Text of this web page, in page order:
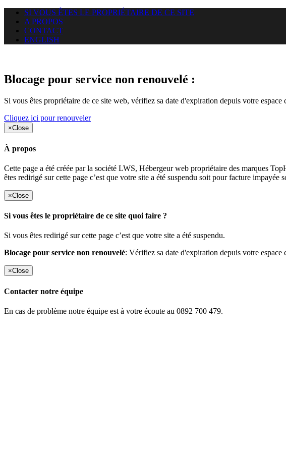
SI VOUS ÊTES LE PROPRIÉTAIRE DE CE SITE
A PROPOS
CONTACT
ENGLISH
Blocage pour service non renouvelé :
Si vous êtes propriétaire de ce site web, vérifiez sa date d'expiration depuis votre
Cliquez ici pour renouveler
×Close
À propos
Cette page a été créée par la société LWS, Hébergeur web propriétaire des marques
êtes redirigé sur cette page c’est que votre site a été suspendu soit pour facture
×Close
Si vous êtes le propriétaire de ce site quoi faire ?
Si vous êtes redirigé sur cette page c’est que votre site a été suspendu.
Blocage pour service non renouvelé: Vérifiez sa date d'expiration depuis votre
×Close
Contacter notre équipe
En cas de problème notre équipe est à votre écoute au 0892 700 479.